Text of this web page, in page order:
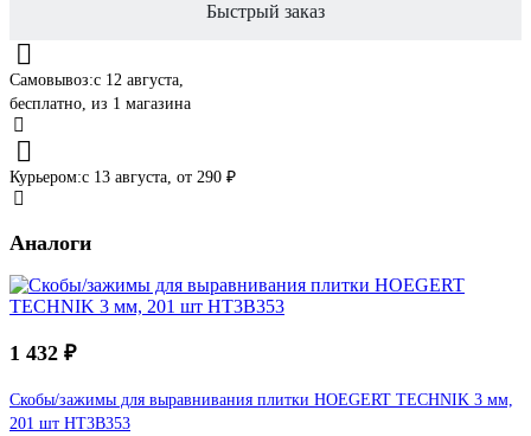
Быстрый заказ
Самовывоз:c 12 августа,
бесплатно, из 1 магазина
Курьером:c 13 августа, от 290 ₽
Аналоги
1 432 ₽
Скобы/зажимы для выравнивания плитки HOEGERT TECHNIK 3 мм,
201 шт HT3B353